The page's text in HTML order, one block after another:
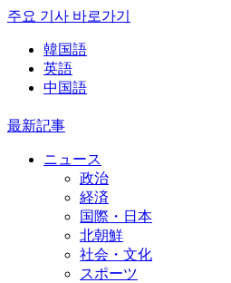
주요 기사 바로가기
韓国語
英語
中国語
最新記事
ニュース
政治
経済
国際・日本
北朝鮮
社会・文化
スポーツ